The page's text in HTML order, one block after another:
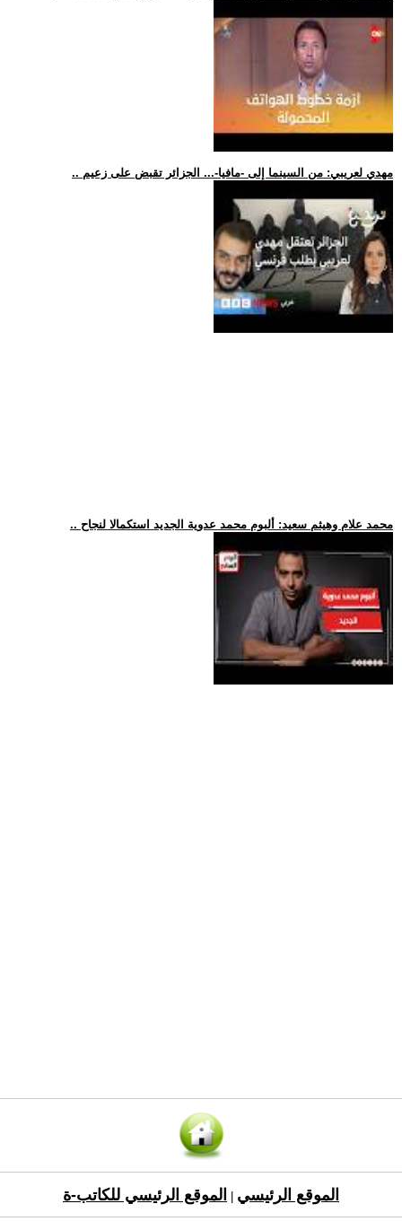
.. مهدي لعريبي: من السينما إلى -مافيا-... الجزائر تقبض على زعيم
.. محمد علام وهيثم سعيد: ألبوم محمد عدوية الجديد استكمالا لنجاح
الموقع الرئيسي الموقع الرئيسي للكاتب-ة